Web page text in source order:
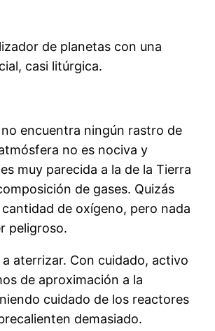
de planetas con una
casi litúrgica.
encuentra ningún rastro de
no es nociva y
muy parecida a la de la Tierra
de gases. Quizás
de oxígeno, pero nada
peligroso.
aterrizar. Con cuidado, activo
de aproximación a la
cuidado de los reactores
demasiado.